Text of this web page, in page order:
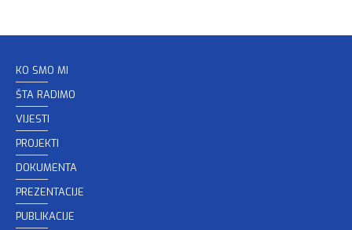
KO SMO MI
ŠTA RADIMO
VIJESTI
PROJEKTI
DOKUMENTA
PREZENTACIJE
PUBLIKACIJE